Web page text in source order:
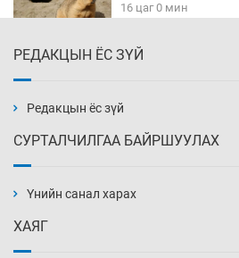
16 цаг 0 мин
16 цаг 30 мин
17 цаг 0 мин
РЕДАКЦЫН ЁС ЗҮЙ
Редакцын ёс зүй
СУРТАЛЧИЛГАА БАЙРШУУЛАХ
Үнийн санал харах
ХАЯГ